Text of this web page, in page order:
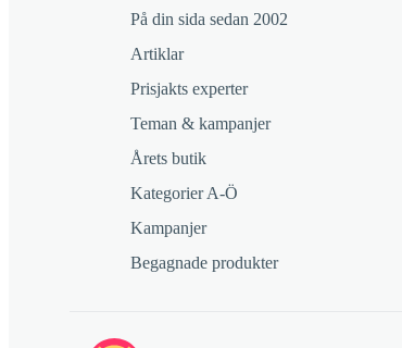
På din sida sedan 2002
Artiklar
Prisjakts experter
Teman & kampanjer
Årets butik
Kategorier A-Ö
Kampanjer
Begagnade produkter